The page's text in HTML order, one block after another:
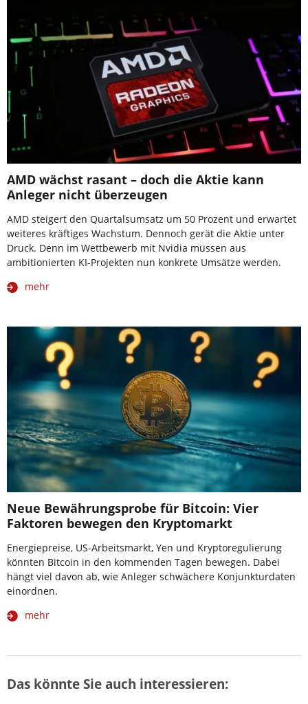
AMD wächst rasant – doch die Aktie kann
Anleger nicht überzeugen
AMD steigert den Quartalsumsatz um 50 Prozent und erwartet
weiteres kräftiges Wachstum. Dennoch gerät die Aktie unter
Druck. Denn im Wettbewerb mit Nvidia müssen aus
ambitionierten KI-Projekten nun konkrete Umsätze werden.
mehr
Neue Bewährungsprobe für Bitcoin: Vier
Faktoren bewegen den Kryptomarkt
Energiepreise, US-Arbeitsmarkt, Yen und Kryptoregulierung
könnten Bitcoin in den kommenden Tagen bewegen. Dabei
hängt viel davon ab, wie Anleger schwächere Konjunkturdaten
einordnen.
mehr
Das könnte Sie auch interessieren: